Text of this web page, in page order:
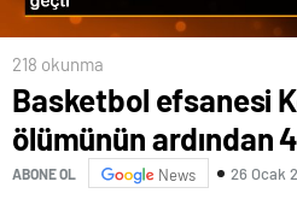
218 okunma
Basketbol efsanesi
ölümünün ardından
ABONE OL News 26 Ocak